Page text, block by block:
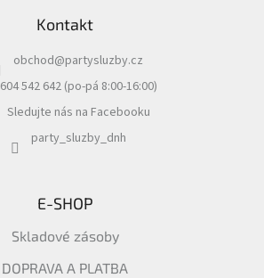
Kontakt
obchod@partysluzby.cz
604 542 642 (po-pá 8:00-16:00)
Sledujte nás na Facebooku
party_sluzby_dnh
E-SHOP
Skladové zásoby
DOPRAVA A PLATBA